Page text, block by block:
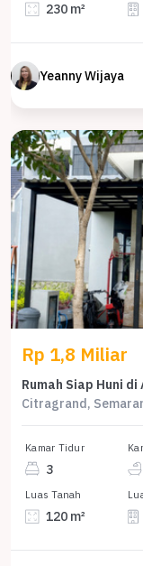
230 m²
Yeanny Wijaya
Rp 1,8 Miliar
Rumah Siap Huni
Citragrand,
Kamar Tidur
3
Luas Tanah
120 m²